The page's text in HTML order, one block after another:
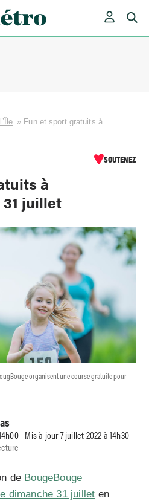
» Fun et sport gratuits à
SOUTENEZ
à
juillet
organisent une course gratuite pour
- Mis à jour 7 juillet 2022 à 14h30
de BougeBouge
dimanche 31 juillet en